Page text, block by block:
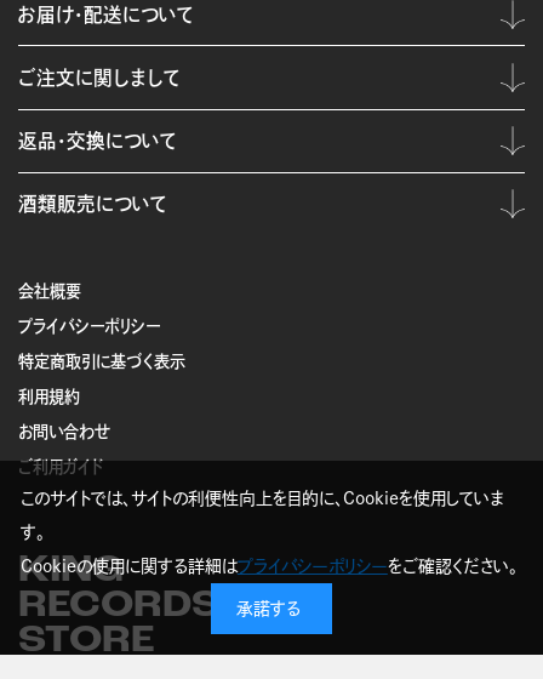
会社概要
プライバシーポリシー
特定商取引に基づく表示
利用規約
お問い合わせ
ご利用ガイド
KING
RECORDS
STORE
お届け・配送について
ご注文に関しまして
返品・交換について
酒類販売について
このサイトでは、サイトの利便性向上を目的に、Cookieを使用していま
す。
Cookieの使用に関する詳細はプライバシーポリシーをご確認ください。
承諾する